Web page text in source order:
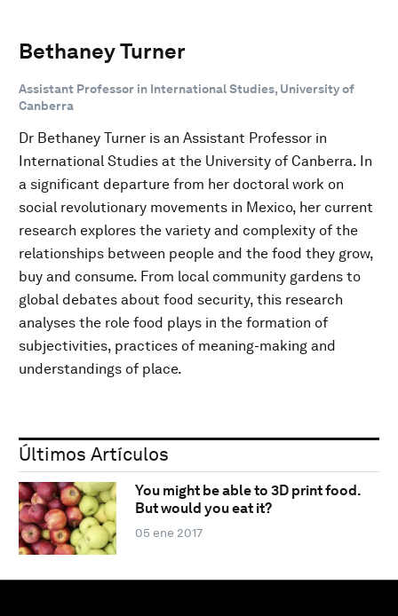
Bethaney Turner
Assistant Professor in International Studies, University of
Canberra
Dr Bethaney Turner is an Assistant Professor in
International Studies at the University of Canberra. In
a significant departure from her doctoral work on
social revolutionary movements in Mexico, her current
research explores the variety and complexity of the
relationships between people and the food they grow,
buy and consume. From local community gardens to
global debates about food security, this research
analyses the role food plays in the formation of
subjectivities, practices of meaning-making and
understandings of place.
Últimos Artículos
You might be able to 3D print food.
But would you eat it?
05 ene 2017